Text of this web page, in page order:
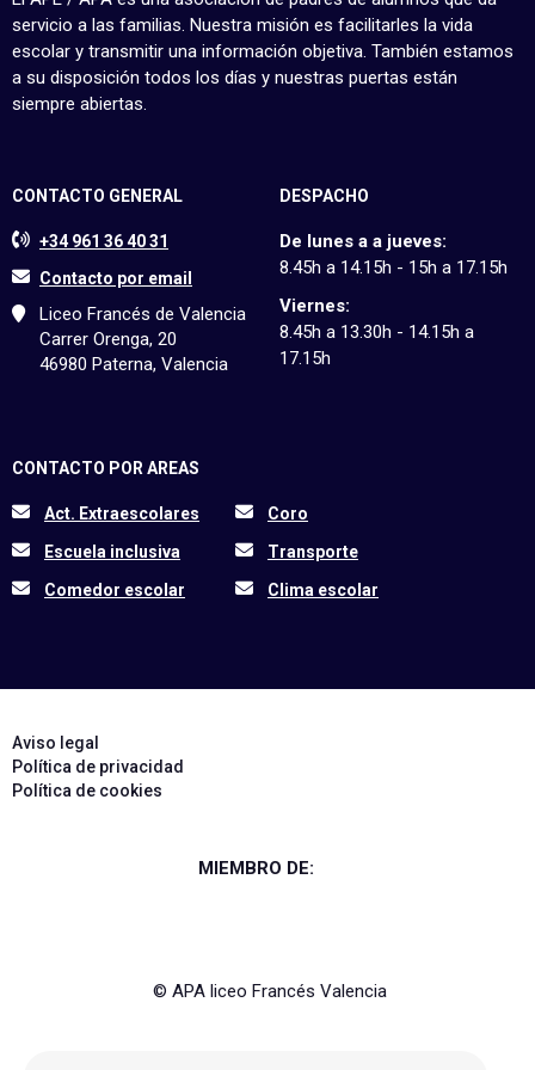
servicio a las familias. Nuestra misión es facilitarles la vida
escolar y transmitir una información objetiva. También estamos
a su disposición todos los días y nuestras puertas están
siempre abiertas.
CONTACTO GENERAL
+34 961 36 40 31
Contacto por email
Liceo Francés de Valencia
Carrer Orenga, 20
46980 Paterna, Valencia
DESPACHO
De lunes a a jueves:
8.45h a 14.15h - 15h a 17.15h
Viernes:
8.45h a 13.30h - 14.15h a
17.15h
CONTACTO POR AREAS
Act. Extraescolares
Coro
Escuela inclusiva
Transporte
Comedor escolar
Clima escolar
MIEMBRO DE:
Aviso legal
Política de privacidad
Política de cookies
© APA liceo Francés Valencia